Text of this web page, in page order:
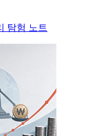
탐험 노트